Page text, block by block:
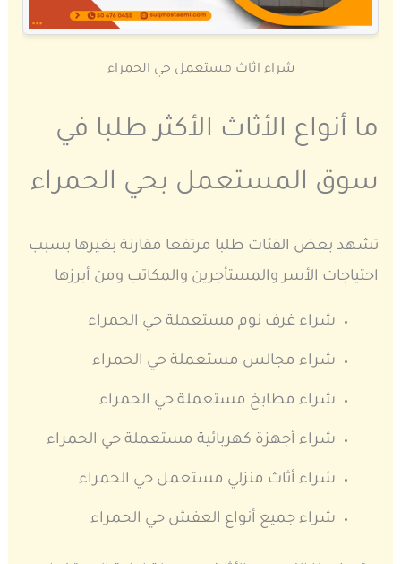
شراء اثاث مستعمل حي الحمراء
ما أنواع الأثاث الأكثر طلبا في
سوق المستعمل بحي الحمراء
تشهد بعض الفئات طلبا مرتفعا مقارنة بغيرها بسبب
احتياجات الأسر والمستأجرين والمكاتب ومن أبرزها
شراء غرف نوم مستعملة حي الحمراء
شراء مجالس مستعملة حي الحمراء
شراء مطابخ مستعملة حي الحمراء
شراء أجهزة كهربائية مستعملة حي الحمراء
شراء أثاث منزلي مستعمل حي الحمراء
شراء جميع أنواع العفش حي الحمراء